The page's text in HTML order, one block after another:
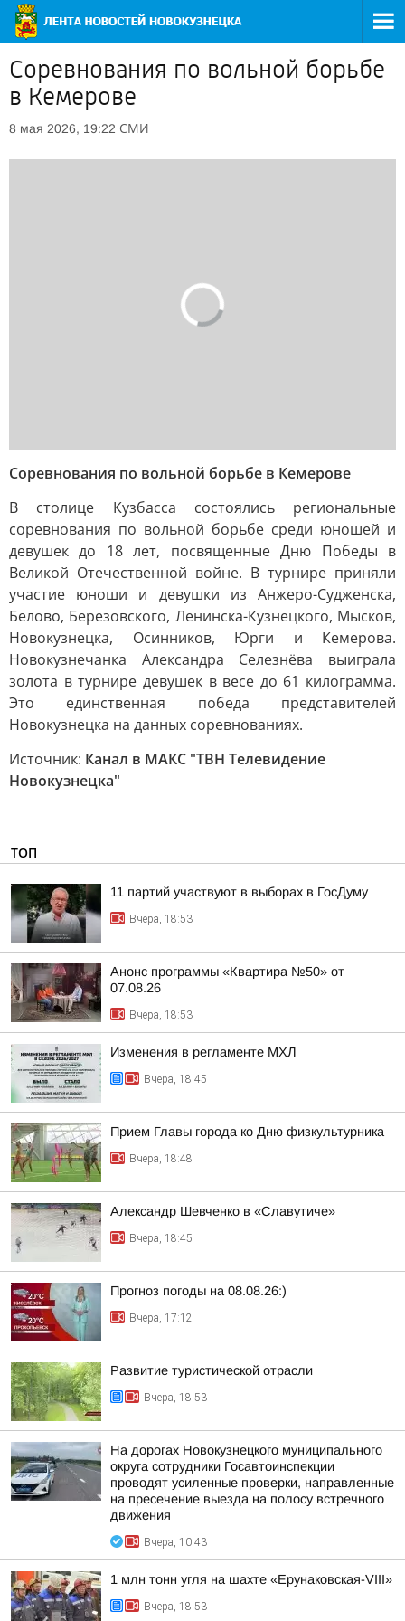
Соревнования по вольной борьбе
в Кемерове
8 мая 2026, 19:22 СМИ
Соревнования по вольной борьбе в Кемерове
В столице Кузбасса состоялись региональные
соревнования по вольной борьбе среди юношей и
девушек до 18 лет, посвященные Дню Победы в
Великой Отечественной войне. В турнире приняли
участие юноши и девушки из Анжеро-Судженска,
Белово, Березовского, Ленинска-Кузнецкого, Мысков,
Новокузнецка, Осинников, Юрги и Кемерова.
Новокузнечанка Александра Селезнёва выиграла
золота в турнире девушек в весе до 61 килограмма.
Это единственная победа представителей
Новокузнецка на данных соревнованиях.
Источник: Канал в МАКС "ТВН Телевидение
Новокузнецка"
ТОП
11 партий участвуют в выборах в ГосДуму
Вчера, 18:53
Анонс программы «Квартира №50» от
07.08.26
Вчера, 18:53
Изменения в регламенте МХЛ
Вчера, 18:45
Прием Главы города ко Дню физкультурника
Вчера, 18:48
Александр Шевченко в «Славутиче»
Вчера, 18:45
Прогноз погоды на 08.08.26:)
Вчера, 17:12
Развитие туристической отрасли
Вчера, 18:53
На дорогах Новокузнецкого муниципального
округа сотрудники Госавтоинспекции
проводят усиленные проверки, направленные
на пресечение выезда на полосу встречного
движения
Вчера, 10:43
1 млн тонн угля на шахте «Ерунаковская-VIII»
Вчера, 18:53